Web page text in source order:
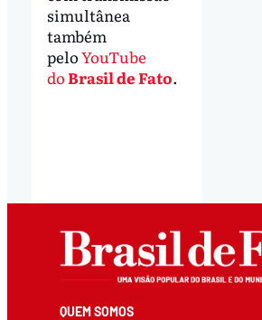
simultânea
também
peloYouTube
doBrasil de Fato.
QUEM SOMOS